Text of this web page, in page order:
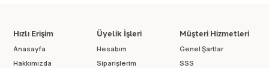
Hızlı Erişim
Anasayfa
Hakkımızda
Üyelik İşleri
Hesabım
Siparişlerim
Müşteri Hizmetleri
Genel Şartlar
SSS